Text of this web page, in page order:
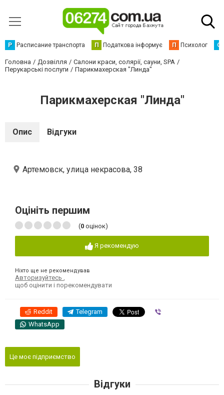
Р Расписание транспорта П Податкова інформує П Психолог С
Головна Дозвілля
Салони краси, солярії, сауни, SPA
Перукарські послуги
Парикмахерская "Линда"
Парикмахерская "Линда"
Опис Відгуки
Артемовск, улица некрасова, 38
Оцініть першим
(0 оцінок)
Я рекомендую
Ніхто ще не рекомендував
Авторизуйтесь
щоб оцінити і порекомендувати
Reddit Telegram
WhatsApp
Це моє підприємство
Відгуки